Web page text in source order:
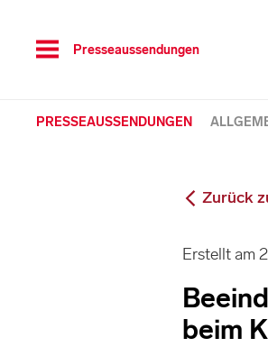
Toggle
navigation
Presseaussendungen
PRESSEAUSSENDUNGEN
Zurück
Erstellt am
beim